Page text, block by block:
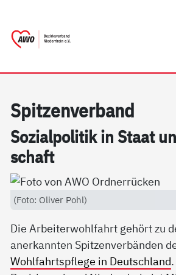
Spit­zen­ver­band
So­zial­po­li­tik in Staat
schaft
(Foto: Oliver Pohl)
Die Arbeiterwohlfahrt gehört zu
anerkannten Spitzenverbänden
Wohlfahrtspflege in Deutschland